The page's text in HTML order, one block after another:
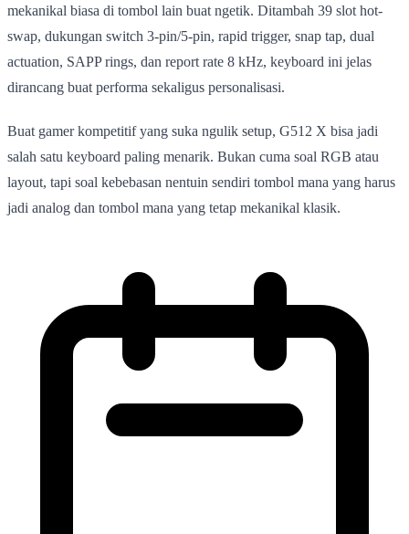
mekanikal biasa di tombol lain buat ngetik. Ditambah 39 slot hot-
swap, dukungan switch 3-pin/5-pin, rapid trigger, snap tap, dual
actuation, SAPP rings, dan report rate 8 kHz, keyboard ini jelas
dirancang buat performa sekaligus personalisasi.
Buat gamer kompetitif yang suka ngulik setup, G512 X bisa jadi
salah satu keyboard paling menarik. Bukan cuma soal RGB atau
layout, tapi soal kebebasan nentuin sendiri tombol mana yang harus
jadi analog dan tombol mana yang tetap mekanikal klasik.